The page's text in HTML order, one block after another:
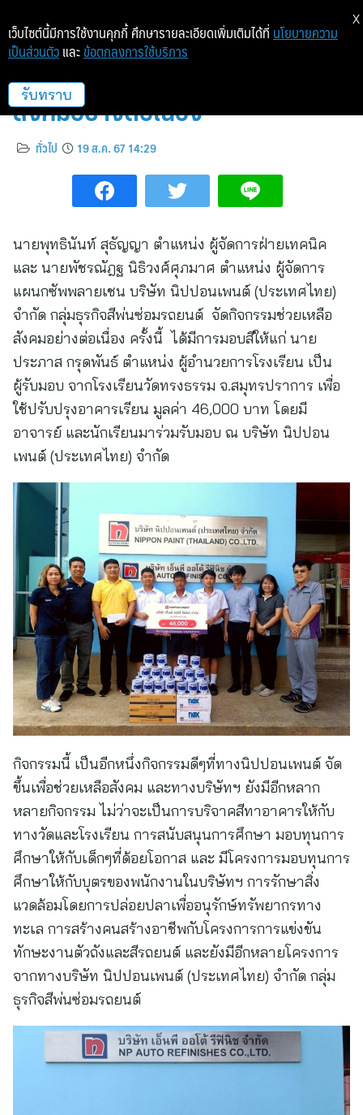
นิปปอนเพนต์จัดกิจกรรมช่วยเหลือ
สังคมอย่างต่อเนื่อง
ทั่วไป 19 ส.ค. 67 14:29
นายพุทธินันท์ สุธัญญา ตำแหน่ง ผู้จัดการฝ่ายเทคนิค
และ นายพัชรณัฎฐ นิธิวงศ์ศุภมาศ ตำแหน่ง ผู้จัดการ
แผนกซัพพลายเชน บริษัท นิปปอนเพนต์ (ประเทศไทย)
จำกัด กลุ่มธุรกิจสีพ่นซ่อมรถยนต์ จัดกิจกรรมช่วยเหลือ
สังคมอย่างต่อเนื่อง ครั้งนี้ ได้มีการมอบสีให้แก่ นาย
ประภาส กรุดพันธ์ ตำแหน่ง ผู้อำนวยการโรงเรียน เป็น
ผู้รับมอบ จากโรงเรียนวัดทรงธรรม จ.สมุทรปราการ เพื่อ
ใช้ปรับปรุงอาคารเรียน มูลค่า 46,000 บาท โดยมี
อาจารย์ และนักเรียนมาร่วมรับมอบ ณ บริษัท นิปปอน
เพนต์ (ประเทศไทย) จำกัด
กิจกรรมนี้ เป็นอีกหนึ่งกิจกรรมดีๆที่ทางนิปปอนเพนต์ จัด
ขึ้นเพื่อช่วยเหลือสังคม และทางบริษัทฯ ยังมีอีกหลาก
หลายกิจกรรม ไม่ว่าจะเป็นการบริจาคสีทาอาคารให้กับ
ทางวัดและโรงเรียน การสนับสนุนการศึกษา มอบทุนการ
ศึกษาให้กับเด็กๆที่ด้อยโอกาส และ มีโครงการมอบทุนการ
ศึกษาให้กับบุตรของพนักงานในบริษัทฯ การรักษาสิ่ง
แวดล้อมโดยการปล่อยปลาเพื่ออนุรักษ์ทรัพยากรทาง
ทะเล การสร้างคนสร้างอาชีพกับโครงการการแข่งขัน
ทักษะงานตัวถังและสีรถยนต์ และยังมีอีกหลายโครงการ
จากทางบริษัท นิปปอนเพนต์ (ประเทศไทย) จำกัด กลุ่ม
ธุรกิจสีพ่นซ่อมรถยนต์
เว็บไซต์นี้มีการใช้งานคุกกี้ ศึกษารายละเอียดเพิ่มเติมได้ที่ นโยบายความ
เป็นส่วนตัว และ ข้อตกลงการใช้บริการ
รับทราบ
X